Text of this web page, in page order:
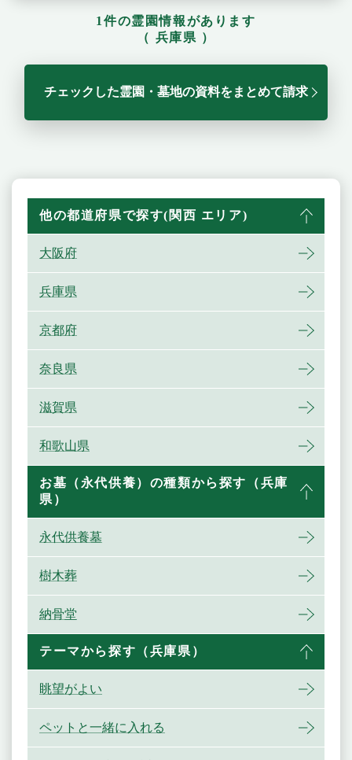
1件の霊園情報があります
（ 兵庫県 ）
チェックした霊園・墓地の資料をまとめて請求
他の都道府県で探す(関西 エリア)
大阪府
兵庫県
京都府
奈良県
滋賀県
和歌山県
お墓（永代供養）の種類から探す（兵庫
県）
永代供養墓
樹木葬
納骨堂
テーマから探す（兵庫県）
眺望がよい
ペットと一緒に入れる